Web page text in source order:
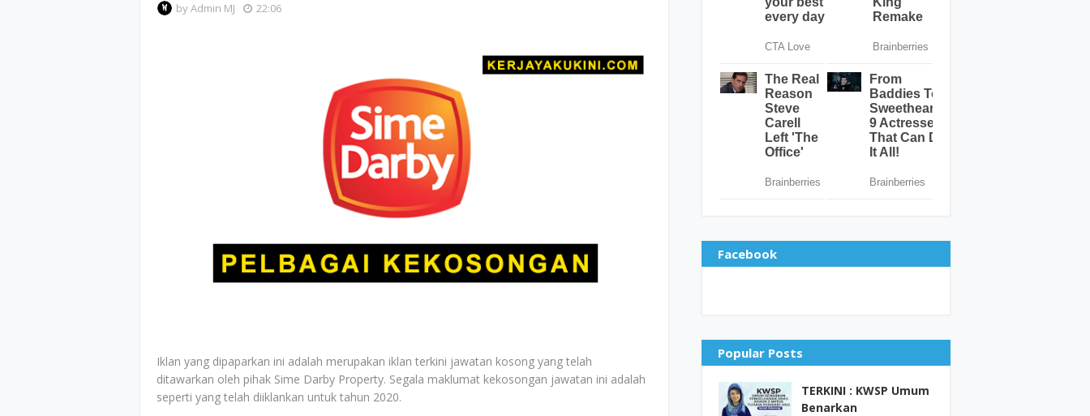
byAdmin MJ 22:06
Iklan yang dipaparkan ini adalah merupakan iklan terkini jawatan kosong yang telah
ditawarkan oleh pihak Sime Darby Property. Segala maklumat kekosongan jawatan ini adalah
seperti yang telah diiklankan untuk tahun 2020.
Facebook
Popular Posts
TERKINI : KWSP Umum
Benarkan